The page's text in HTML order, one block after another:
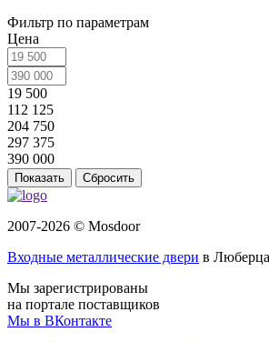
Фильтр по параметрам
Цена
19 500
112 125
204 750
297 375
390 000
Сбросить
2007-2026 © Mosdoor
Входные металлические двери в
Мы зарегистрированы
на портале поставщиков
Мы в ВКонтакте